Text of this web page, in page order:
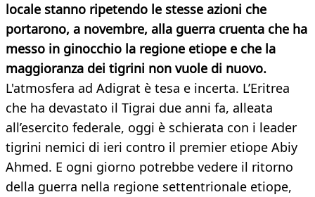
locale stanno ripetendo le stesse azioni che
portarono, a novembre, alla guerra cruenta che ha
messo in ginocchio la regione etiope e che la
maggioranza dei tigrini non vuole di nuovo.
L'atmosfera ad Adigrat è tesa e incerta. L’Eritrea
che ha devastato il Tigrai due anni fa, alleata
all’esercito federale, oggi è schierata con i leader
tigrini nemici di ieri contro il premier etiope Abiy
Ahmed. E ogni giorno potrebbe vedere il ritorno
della guerra nella regione settentrionale etiope,